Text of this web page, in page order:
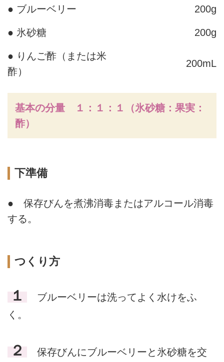
● ブルーベリー 200g
● 氷砂糖 200g
● りんご酢（または米
酢）
200mL
基本の分量 １：１：１（氷砂糖：果実：
酢）
下準備
● 保存びんを煮沸消毒またはアルコール消毒
する。
つくり方
１
ブルーベリーは洗ってよく水けをふ
く。
２
保存びんにブルーベリーと氷砂糖を交